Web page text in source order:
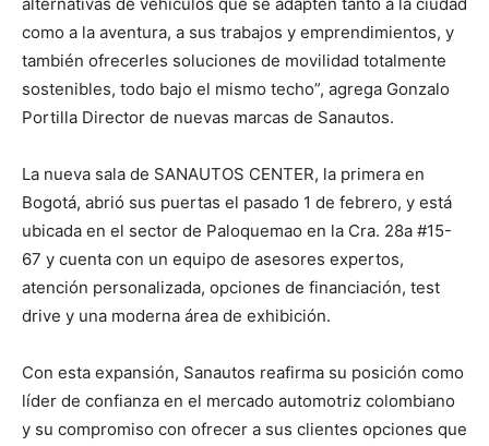
como a la aventura, a sus trabajos y emprendimientos, y
también ofrecerles soluciones de movilidad totalmente
sostenibles, todo bajo el mismo techo”, agrega Gonzalo
Portilla Director de nuevas marcas de Sanautos.
La nueva sala de SANAUTOS CENTER, la primera en
Bogotá, abrió sus puertas el pasado 1 de febrero, y está
ubicada en el sector de Paloquemao en la Cra. 28a #15-
67 y cuenta con un equipo de asesores expertos,
atención personalizada, opciones de financiación, test
drive y una moderna área de exhibición.
Con esta expansión, Sanautos reafirma su posición como
líder de confianza en el mercado automotriz colombiano
y su compromiso con ofrecer a sus clientes opciones que